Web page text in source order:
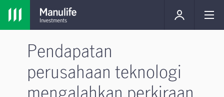
Pendapatan
perusahaan teknologi
mengalahkan perkiraan